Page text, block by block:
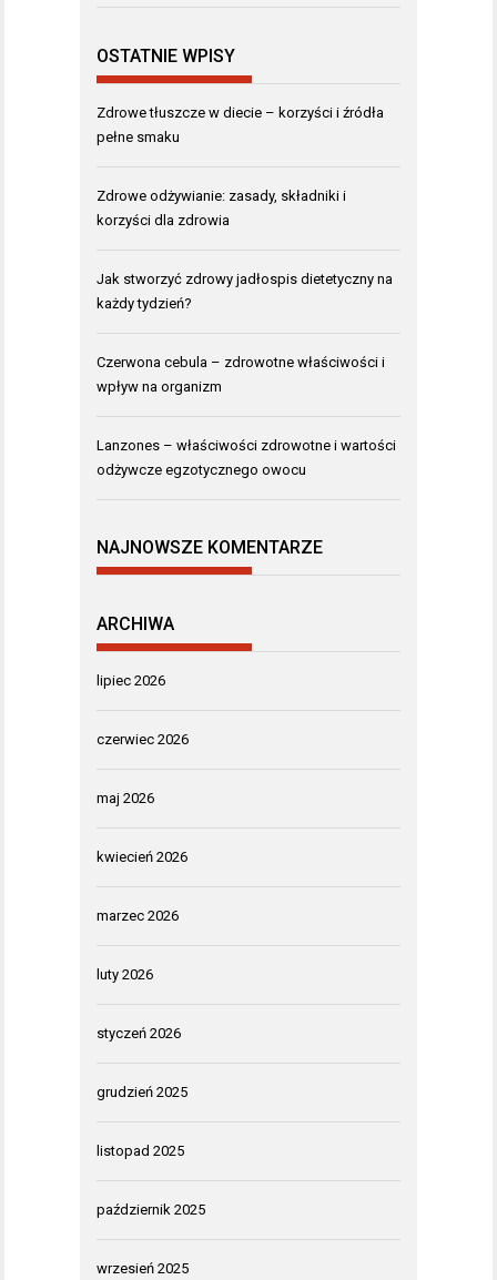
OSTATNIE WPISY
Zdrowe tłuszcze w diecie – korzyści i źródła
pełne smaku
Zdrowe odżywianie: zasady, składniki i
korzyści dla zdrowia
Jak stworzyć zdrowy jadłospis dietetyczny na
każdy tydzień?
Czerwona cebula – zdrowotne właściwości i
wpływ na organizm
Lanzones – właściwości zdrowotne i wartości
odżywcze egzotycznego owocu
NAJNOWSZE KOMENTARZE
ARCHIWA
lipiec 2026
czerwiec 2026
maj 2026
kwiecień 2026
marzec 2026
luty 2026
styczeń 2026
grudzień 2025
listopad 2025
październik 2025
wrzesień 2025